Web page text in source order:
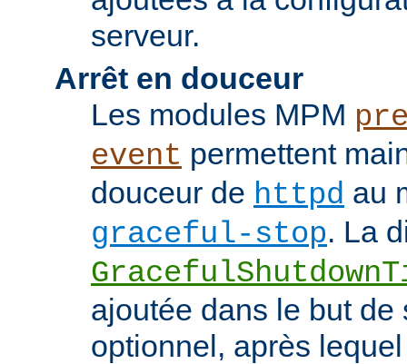
serveur.
Arrêt en douceur
Les modules MPM
event permettent
douceur de httpd au
graceful-stop. La
ajoutée dans le but
optionnel, après